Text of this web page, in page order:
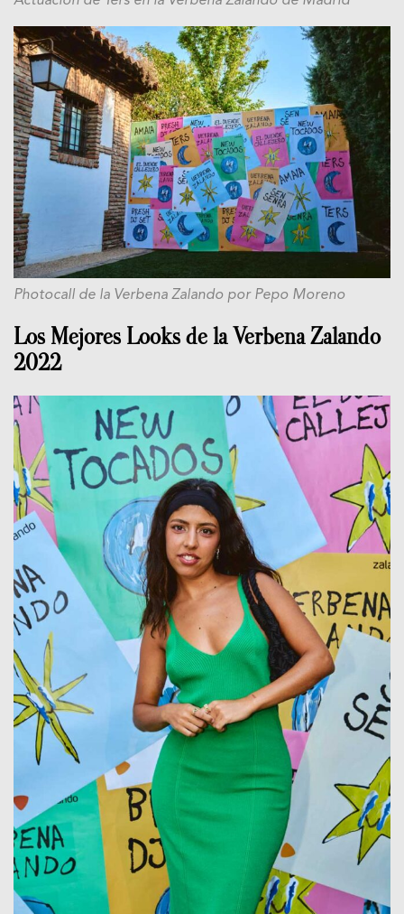
Photocall de la Verbena Zalando por Pepo Moreno
Los Mejores Looks de la Verbena Zalando
2022